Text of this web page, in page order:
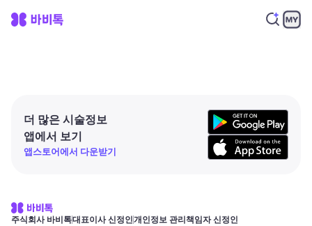
더 많은 시술정보
앱에서 보기
앱스토어에서 다운받기
주식회사 바비톡대표이사 신정인개인정보 관리책임자 신정인